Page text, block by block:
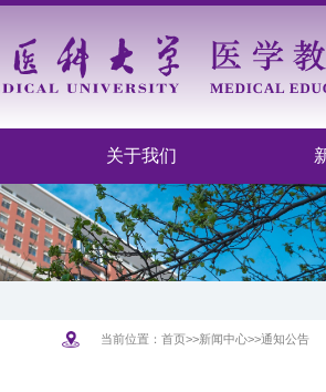
关于我们
当前位置： 首页>>新闻中心>>通知公告